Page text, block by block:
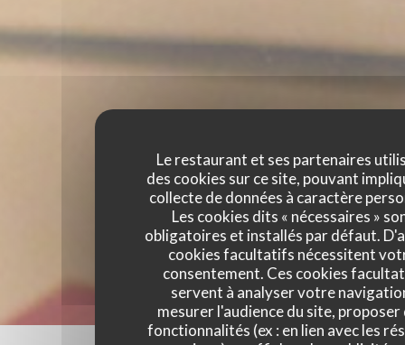
Le restaurant et ses partenaires
des cookies sur ce site, pouvant
collecte de données à caractère
Les cookies dits « nécessaires »
obligatoires et installés par défaut.
cookies facultatifs nécessitent
consentement. Ces cookies
servent à analyser votre
mesurer l'audience du site, proposer
fonctionnalités (ex : en lien avec les